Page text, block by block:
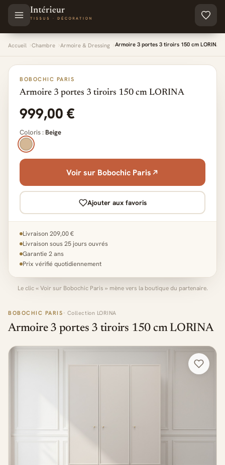
Aller au contenu principal
Accueil Chambre Armoire & Dressing Armoire 3 portes 3 tiroirs 150 cm LORINA
BOBOCHIC PARIS · Collection LORINA
Armoire 3 portes 3 tiroirs 150 cm LORINA
BOBOCHIC PARIS
Armoire 3 portes 3 tiroirs 150 cm LORINA
999,00 €
Coloris : Beige
Voir sur Bobochic Paris
Ajouter aux favoris
Livraison 209,00 €
Livraison sous 25 jours ouvrés
Garantie 2 ans
Prix vérifié quotidiennement
Le clic « Voir sur Bobochic Paris » mène vers la boutique du partenaire.